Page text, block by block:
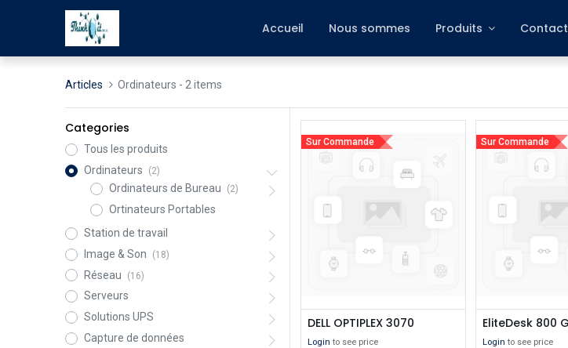
Accueil Nous sommes Produits
Articles Ordinateurs - 2 items
Categories
Tous les produits
Ordinateurs
(2)
Ordinateurs de Bureau (2)
Ortinateurs Portables
Station de travail
Image & Son
(18)
Réseau (16)
Serveurs
Solutions UPS
Capture de données
DELL OPTIPLEX 3070
Login to see price
Sur Commande
Login to see price
Sur Commande